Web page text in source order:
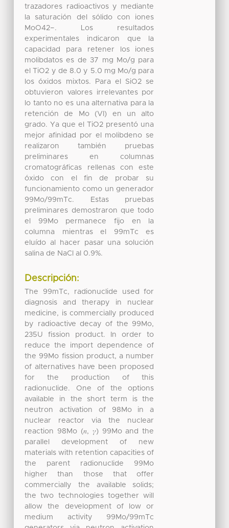
trazadores radioactivos y mediante
la saturación del sólido con iones
MoO42−. Los resultados
experimentales indicaron que la
capacidad para retener los iones
molibdatos es de 37 mg Mo/g para
el TiO2 y de 8.0 y 5.0 mg Mo/g para
los óxidos mixtos. Para el SiO2 se
obtuvieron valores irrelevantes por
lo tanto no es una alternativa para la
retención de Mo (VI) en un alto
grado. Ya que el TiO2 presentó una
mejor afinidad por el molibdeno se
realizaron también pruebas
preliminares en columnas
cromatográficas rellenas con este
óxido con el fin de probar su
funcionamiento como un generador
99Mo/99mTc. Estas pruebas
preliminares demostraron que todo
el 99Mo permanece fijo en la
columna mientras el 99mTc es
eluído al hacer pasar una solución
salina de NaCl al 0.9%.
Descripción:
The 99mTc, radionuclide used for
diagnosis and therapy in nuclear
medicine, is commercially produced
by radioactive decay of the 99Mo,
235U fission product. In order to
reduce the import dependence of
the 99Mo fission product, a number
of alternatives have been proposed
for the production of this
radionuclide. One of the options
available in the short term is the
neutron activation of 98Mo in a
nuclear reactor via the nuclear
reaction 98Mo (𝑛, 𝛾) 99Mo and the
parallel development of new
materials with retention capacities of
the parent radionuclide 99Mo
higher than those that offer
commercially the available solids;
the two technologies together will
allow the development of low or
medium activity 99Mo/99mTc